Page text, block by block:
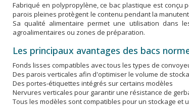
Fabriqué en polypropylène, ce bac plastique est
parois pleines protègent le contenu pendant la
Sa qualité alimentaire permet une utilisation dans
agroalimentaires ou zones de préparation.
Les principaux avantages des bacs
Fonds lisses compatibles avec tous les types de
Des parois verticales afin d'optimiser le volume de
Des portes-étiquettes intégrés sur certains modèles
Nervures verticales pour garantir une résistance de
Tous les modèles sont compatibles pour un stockage et